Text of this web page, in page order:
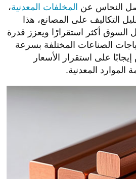
النحاس عن المخلفات المعدنية،
التكاليف على المصانع، هذا
السوق أكثر استقرارًا ويعزز قدرة
الصناعات المختلفة بسرعة
على استقرار الأسعار
المعدنية.